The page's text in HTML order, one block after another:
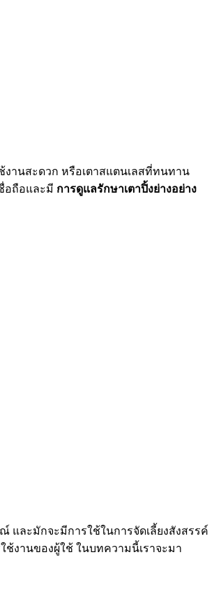
งานสะดวก หรือเตาสแตนเลสที่ทนทาน
อถือและมี การดูแลรักษาเตาปิ้งย่างอย่าง
และมักจะมีการใช้ในการจัดเลี้ยงสังสรรค์
ช้งานของผู้ใช้ ในบทความนี้เราจะมา